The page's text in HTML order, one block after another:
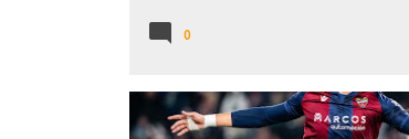
0
BURGOS CF CARLOS ESPÍ CRÓNICAS